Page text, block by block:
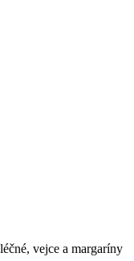
vejce a margaríny